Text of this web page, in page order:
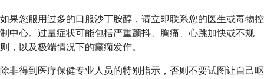
如果您服用过多的口服沙丁胺醇，请立即联系您的医生或毒物控
制中心。过量症状可能包括严重颤抖、胸痛、心跳加快或不规
则，以及极端情况下的癫痫发作。
除非得到医疗保健专业人员的特别指示，否则不要试图让自己呕